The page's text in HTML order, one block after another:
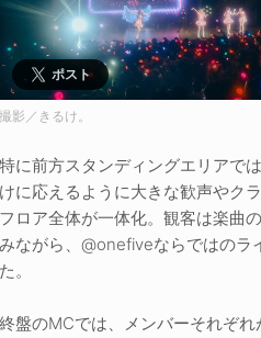
ポスト
撮影／きるけ。
特に前方スタンディングエリアで
けに応えるように大きな歓声やク
フロア全体が一体化。観客は楽曲
みながら、@onefiveならではのラ
た。
終盤のMCでは、メンバーそれぞ